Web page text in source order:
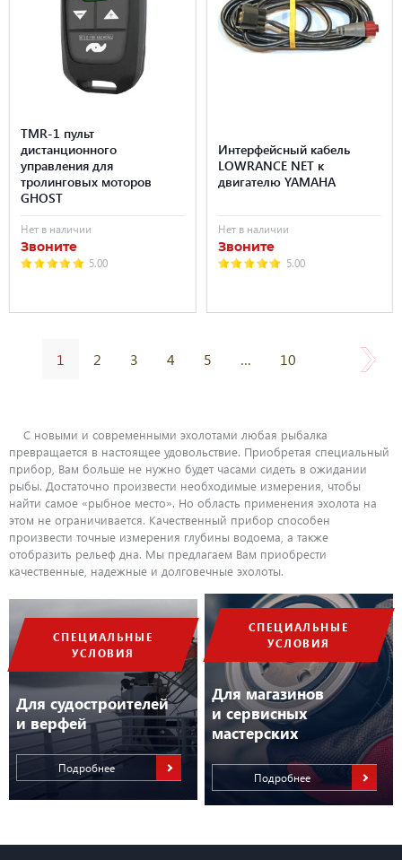
СПЕЦИАЛЬНЫЕ
УСЛОВИЯ
Для судостроителей
и верфей
Подробнее
СПЕЦИАЛЬНЫЕ
УСЛОВИЯ
Для магазинов
и сервисных
мастерских
Подробнее
TMR-1 пульт
дистанционного
управления для
тролинговых моторов
GHOST
Нет в наличии
Звоните
5.00
Интерфейсный кабель
LOWRANCE NET к
двигателю YAMAHA
Нет в наличии
Звоните
5.00
1 2 3 4 5 … 10
С новыми и современными эхолотами любая рыбалка
превращается в настоящее удовольствие. Приобретая специальный
прибор, Вам больше не нужно будет часами сидеть в ожидании
рыбы. Достаточно произвести необходимые измерения, чтобы
найти самое «рыбное место». Но область применения эхолота на
этом не ограничивается. Качественный прибор способен
произвести точные измерения глубины водоема, а также
отобразить рельеф дна. Мы предлагаем Вам приобрести
качественные, надежные и долговечные эхолоты.